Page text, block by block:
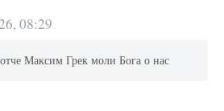
08:29
Максим Грек моли Бога о нас